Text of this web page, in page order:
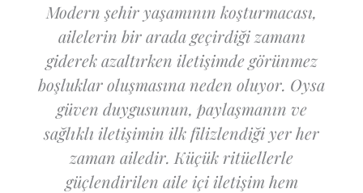
Modern şehir yaşamının koşturmacası,
ailelerin bir arada geçirdiği zamanı
giderek azaltırken iletişimde görünmez
boşluklar oluşmasına neden oluyor. Oysa
güven duygusunun, paylaşmanın ve
sağlıklı iletişimin ilk filizlendiği yer her
zaman ailedir. Küçük ritüellerle
güçlendirilen aile içi iletişim hem